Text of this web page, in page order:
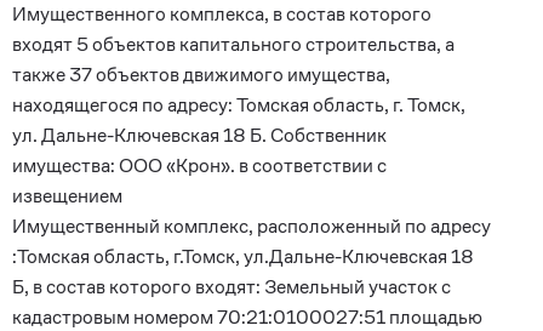
Имущественного комплекса, в состав которого
входят 5 объектов капитального строительства, а
также 37 объектов движимого имущества,
находящегося по адресу: Томская область, г. Томск,
ул. Дальне-Ключевская 18 Б. Собственник
имущества: ООО «Крон». в соответствии с
извещением
Имущественный комплекс, расположенный по адресу
:Томская область, г.Томск, ул.Дальне-Ключевская 18
Б, в состав которого входят: Земельный участок с
кадастровым номером 70:21:0100027:51 площадью